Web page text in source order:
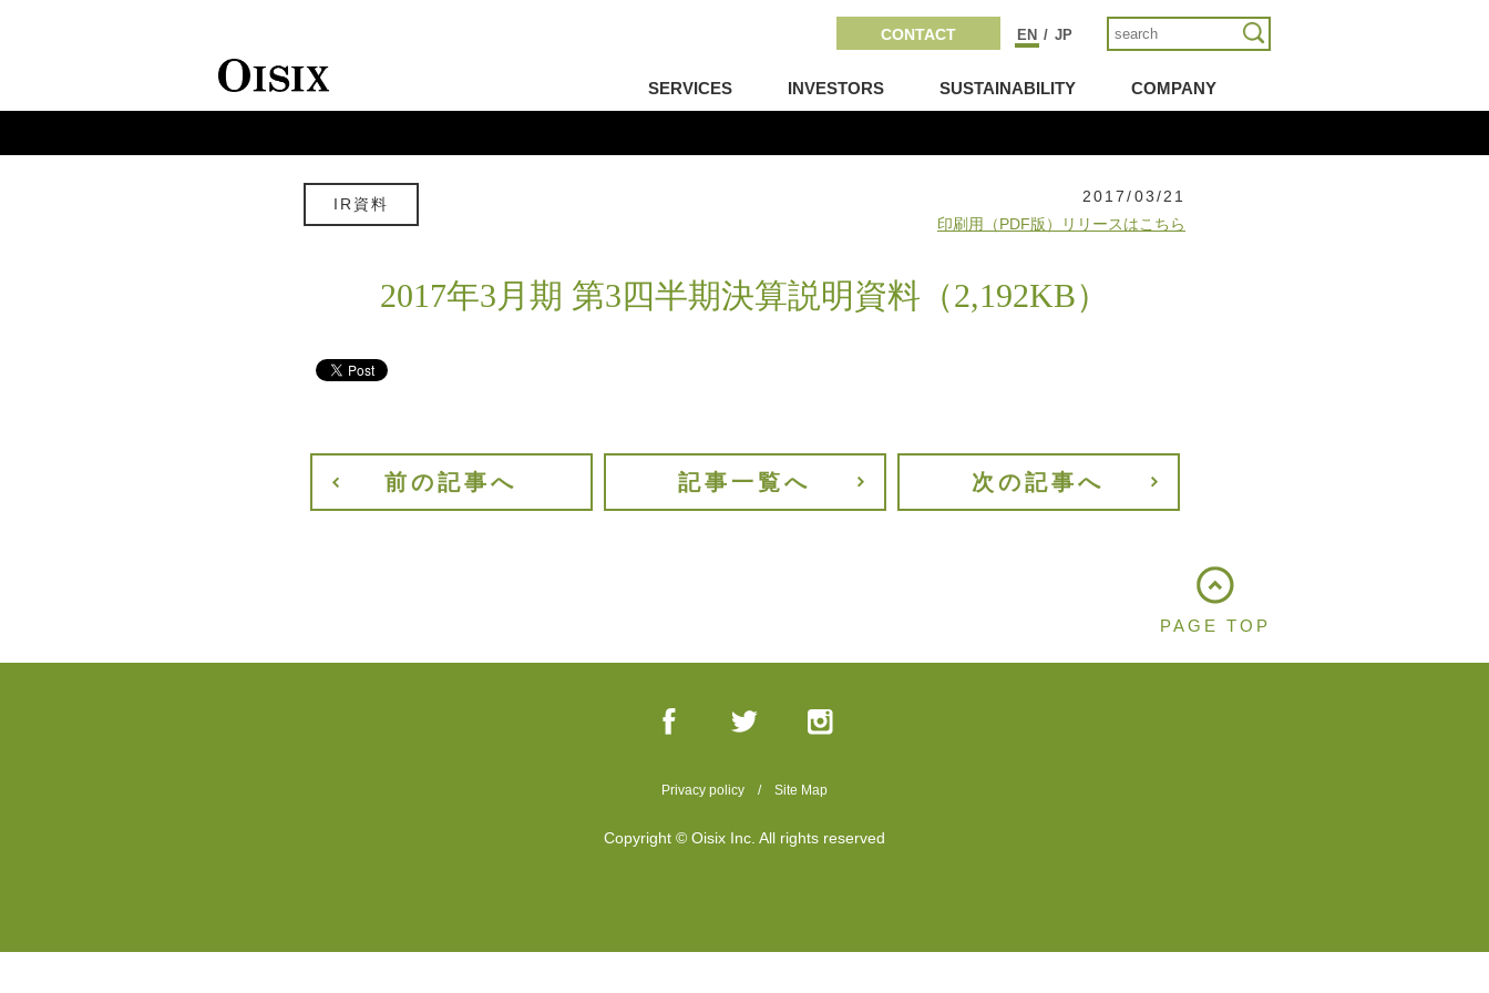
CONTACT EN / JP
SERVICES INVESTORS SUSTAINABILITY COMPANY
IR資料
2017/03/21
印刷用（PDF版）リリースはこちら
2017年3月期 第3四半期決算説明資料（2,192KB）
前の記事へ 記事一覧へ 次の記事へ
PAGE TOP
Privacy policy / Site Map
Copyright © Oisix Inc. All rights reserved